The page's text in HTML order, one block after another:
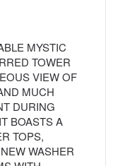
MYSTIC
TOWER
VIEW OF
MUCH
DURING
BOASTS A
TOPS,
WASHER